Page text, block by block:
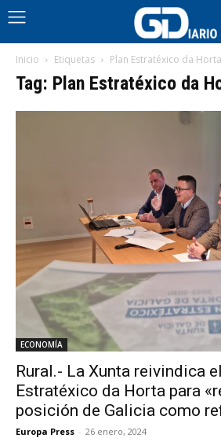
Inicio Etiquetas Plan Estratéxico da Horta
Tag: Plan Estratéxico da
ECONOMÍA
Rural.- La Xunta reivindica
Estratéxico da Horta para
posición de Galicia como
Europa Press - 26 enero, 2024